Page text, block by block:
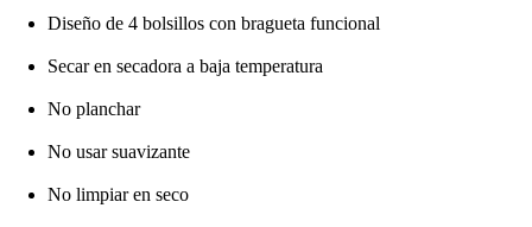
Diseño de 4 bolsillos con bragueta funcional
Secar en secadora a baja temperatura
No planchar
No usar suavizante
No limpiar en seco